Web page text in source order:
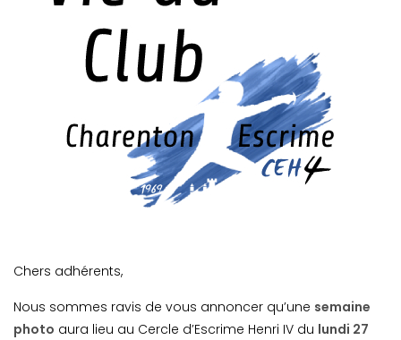
Chers adhérents,
Nous sommes ravis de vous annoncer qu’une semaine
photo aura lieu au Cercle d’Escrime Henri IV du lundi 27